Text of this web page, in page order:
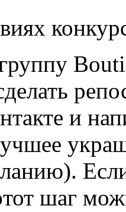
и
шаг